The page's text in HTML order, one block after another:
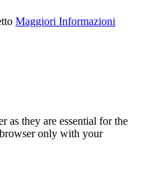
Maggiori Informazioni
as they are essential for the
only with your